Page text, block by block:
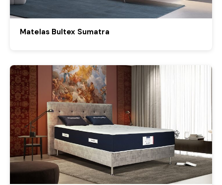
Matelas Bultex Sumatra